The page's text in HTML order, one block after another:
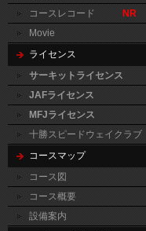
コースレコード
NR
Movie
ライセンス
サーキットライセンス
JAFライセンス
MFJライセンス
十勝スピードウェイクラブ
コースマップ
コース図
コース概要
設備案内